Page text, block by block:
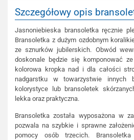
Szczegółowy opis
Jasnoniebieska bransoletka ręcznie
Bransoletka z dużym ozdobnym
ze sznurków jubilerskich. Obwód
doskonale będzie się komponować
kolorowa kropka nad i dla całości
nadgarstku w towarzystwie innych
kolorystyce lub bransoletek
lekka oraz praktyczna.
Bransoletka została wyposażona w
pozwala na szybkie i sprawne
pomocy osób trzecich.